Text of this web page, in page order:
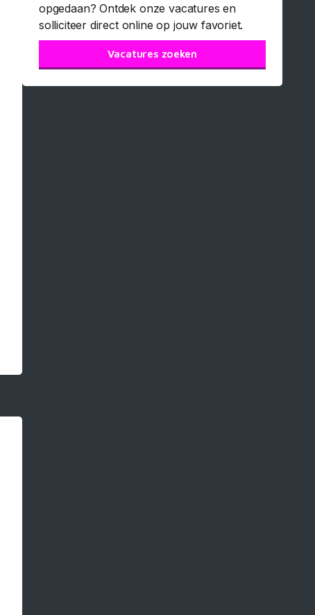
opgedaan? Ontdek onze vacatures en
solliciteer direct online op jouw favoriet.
Vacatures zoeken